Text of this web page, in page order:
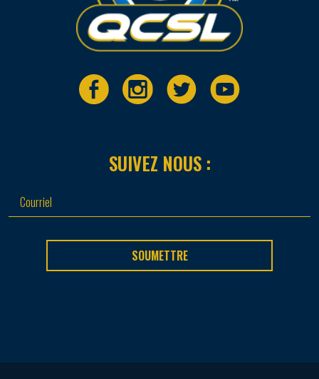
SUIVEZ NOUS :
SOUMETTRE